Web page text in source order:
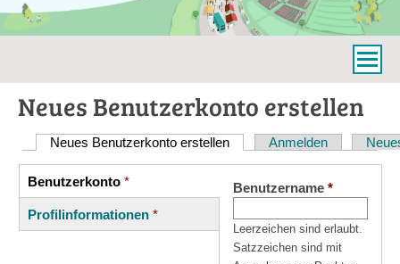
Neues Benutzerkonto erstellen
Haupt-
Reiter
Neues Benutzerkonto erstellen (aktiver Reiter)
Anmelden
Vertikale
Reiter
Benutzerkonto *
(aktiver
Reiter)
Profilinformationen *
Benutzername *
Leerzeichen sind erlaubt.
Satzzeichen sind mit